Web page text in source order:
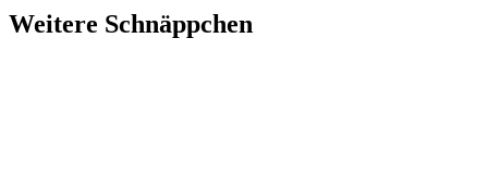
Weitere Schnäppchen